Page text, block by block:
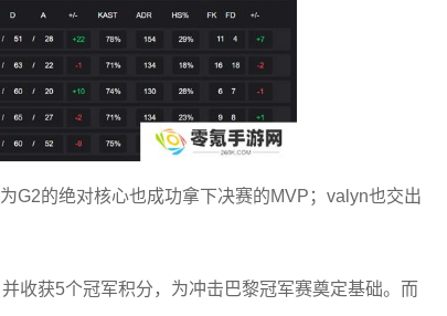
G2的绝对核心也成功拿下决赛的MVP；valyn也交出
收获5个冠军积分，为冲击巴黎冠军赛奠定基础。而